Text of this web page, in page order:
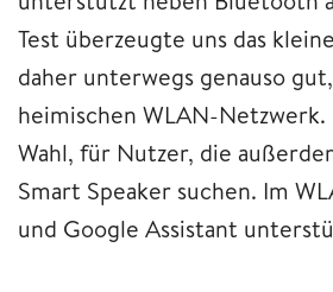
Test überzeugte uns das
daher unterwegs genauso
heimischen WLAN-
Wahl, für Nutzer, die
Smart Speaker suchen. Im
und Google Assistant